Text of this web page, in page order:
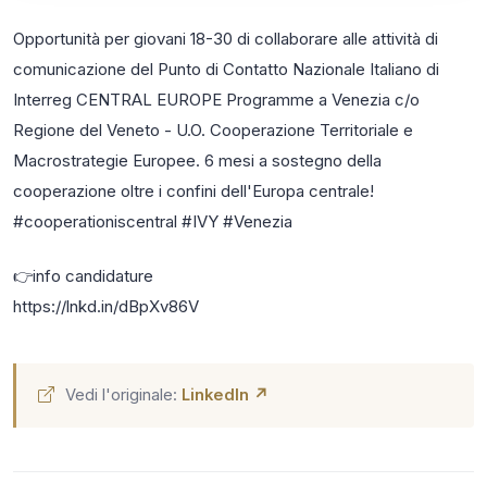
Opportunità per giovani 18-30 di collaborare alle attività di
comunicazione del Punto di Contatto Nazionale Italiano di
Interreg CENTRAL EUROPE Programme a Venezia c/o
Regione del Veneto - U.O. Cooperazione Territoriale e
Macrostrategie Europee. 6 mesi a sostegno della
cooperazione oltre i confini dell'Europa centrale!
#cooperationiscentral #IVY #Venezia
👉info candidature
https://lnkd.in/dBpXv86V
Vedi l'originale: LinkedIn ↗